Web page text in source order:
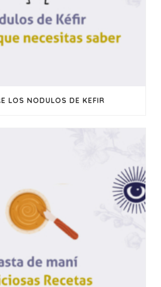
LOS NODULOS DE KEFIR